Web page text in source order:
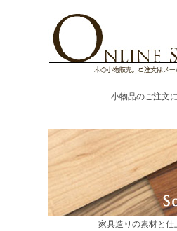
小物品のご注文
家具造りの素材と仕